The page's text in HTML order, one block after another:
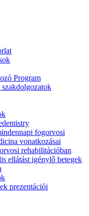
Program
fogorvosi
vonatkozásai
rehabilitációban
ellátást igénylő betegek
prezentációi